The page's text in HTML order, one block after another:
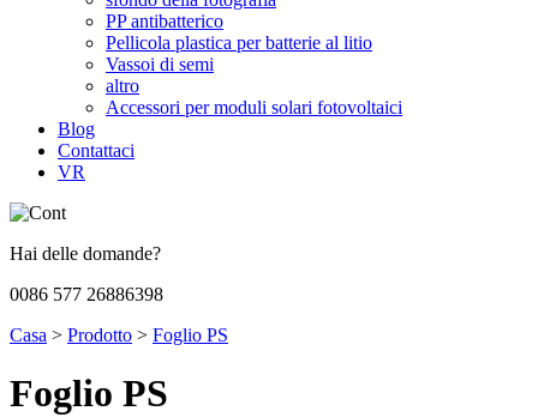
PP antibatterico
Pellicola plastica per batterie al litio
Vassoi di semi
altro
Accessori per moduli solari fotovoltaici
Blog
Contattaci
VR
Hai delle domande?
0086 577 26886398
Casa > Prodotto > Foglio PS
Foglio PS